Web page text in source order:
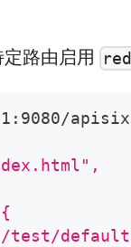
路由启用
test/